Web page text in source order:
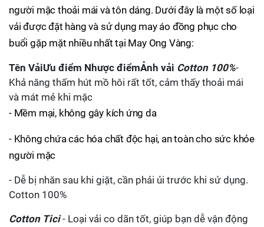
người mặc thoải mái và tôn dáng. Dưới đây là một số loại
vải được đặt hàng và sử dụng may áo đồng phục cho
buổi gặp mặt nhiều nhất tại May Ong Vàng:
Tên VảiƯu điểm Nhược điểmẢnh vải Cotton 100%-
Khả năng thấm hút mồ hôi rất tốt, cảm thấy thoải mái
và mát mẻ khi mặc
- Mềm mại, không gây kích ứng da
- Không chứa các hóa chất độc hại, an toàn cho sức khỏe
người mặc
- Dễ bị nhăn sau khi giặt, cần phải ủi trước khi sử dụng.
Cotton 100%
Cotton Tici- Loại vải co dãn tốt, giúp bạn dễ vận động